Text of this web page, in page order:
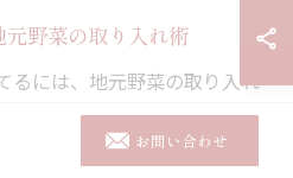
野菜の取り入れ術
るには、地元野菜の取り入れ
国中央市や八幡浜市で採れる
しとうなどは、肉の旨みを引
お問い合わせ